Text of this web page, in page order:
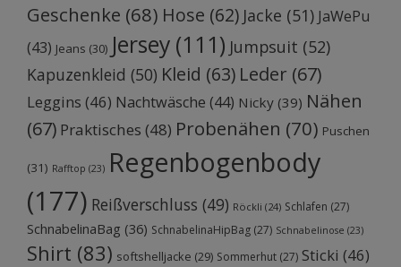
Geschenke (68) Hose (62) Jacke (51) JaWePu
(43) Jeans (30) Jersey (111) Jumpsuit (52)
Kapuzenkleid (50) Kleid (63) Leder (67)
Leggins (46) Nachtwäsche (44) Nicky (39) Nähen
(67) Praktisches (48) Probenähen (70) Puschen
(31) Rafftop (23) Regenbogenbody
(177) Reißverschluss (49) Röckli (24) Schlafen (27)
SchnabelinaBag (36) SchnabelinaHipBag (27) Schnabelinose (23)
Shirt (83) softshelljacke (29) Sommerhut (27) Sticki (46)